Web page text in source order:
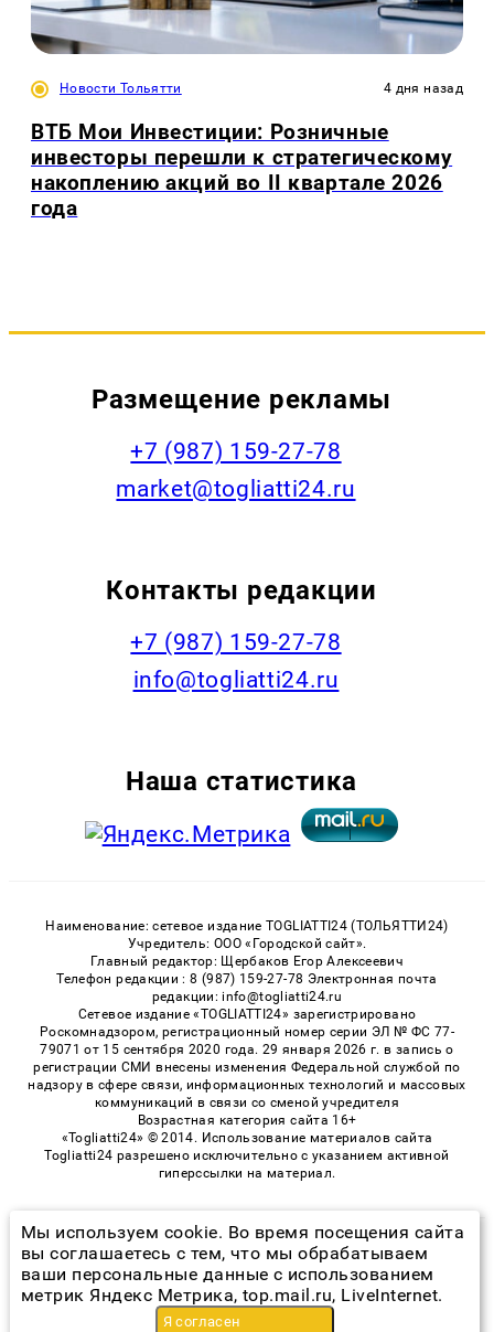
Новости Тольятти 4 дня назад
ВТБ Мои Инвестиции: Розничные
инвесторы перешли к стратегическому
накоплению акций во II квартале 2026
года
Размещение рекламы
+7 (987) 159-27-78
market@togliatti24.ru
Контакты редакции
+7 (987) 159-27-78
info@togliatti24.ru
Наша статистика
Наименование: сетевое издание TOGLIATTI24 (ТОЛЬЯТТИ24)
Учредитель: ООО «Городской сайт».
Главный редактор: Щербаков Егор Алексеевич
Телефон редакции : 8 (987) 159-27-78 Электронная почта
редакции: info@togliatti24.ru
Сетевое издание «TOGLIATTI24» зарегистрировано
Роскомнадзором, регистрационный номер серии ЭЛ № ФС 77-
79071 от 15 сентября 2020 года. 29 января 2026 г. в запись о
регистрации СМИ внесены изменения Федеральной службой по
надзору в сфере связи, информационных технологий и массовых
коммуникаций в связи со сменой учредителя
Возрастная категория сайта 16+
«Togliatti24» © 2014. Использование материалов сайта
Togliatti24 разрешено исключительно с указанием активной
гиперссылки на материал.
© 2026 «Togliatti24» | Все права защищены
Возрастная категория сайта 16+
Политика конфиденциальности
Мы используем cookie. Во время посещения сайта
вы соглашаетесь с тем, что мы обрабатываем
ваши персональные данные с использованием
метрик Яндекс Метрика, top.mail.ru, LiveInternet.
Я согласен